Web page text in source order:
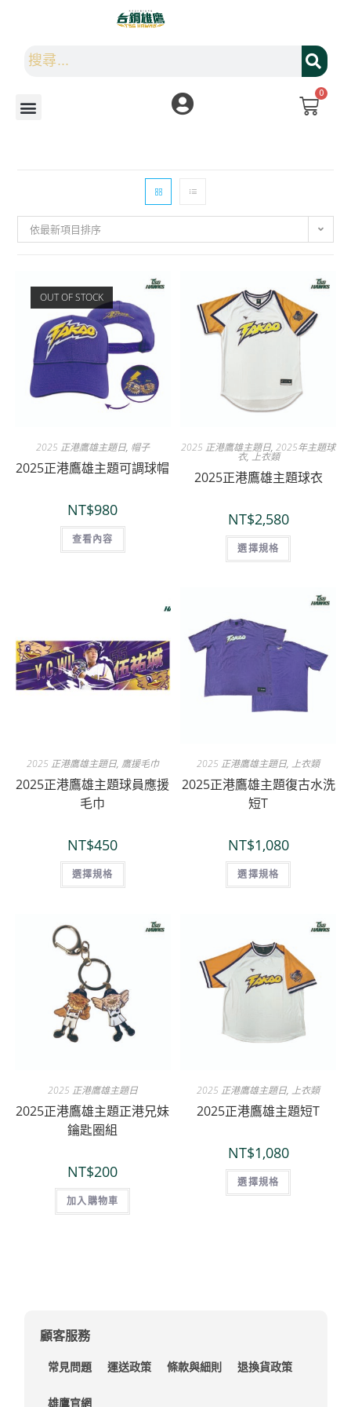
0
依最新項目排序
OUT OF STOCK
2025 正港鷹雄主題日, 帽子
2025正港鷹雄主題可調球帽
NT$980
查看內容
2025 正港鷹雄主題日,2025年主題球
衣, 上衣類
2025正港鷹雄主題球衣
NT$2,580
選擇規格
2025 正港鷹雄主題日, 鷹援毛巾
2025正港鷹雄主題球員應援
毛巾
NT$450
選擇規格
2025 正港鷹雄主題日, 上衣類
2025正港鷹雄主題復古水洗
短T
NT$1,080
選擇規格
2025 正港鷹雄主題日
2025正港鷹雄主題正港兄妹
鑰匙圈組
NT$200
加入購物車
2025 正港鷹雄主題日, 上衣類
2025正港鷹雄主題短T
NT$1,080
選擇規格
顧客服務
常見問題 運送政策 條款與細則 退換貨政策
雄鷹官網